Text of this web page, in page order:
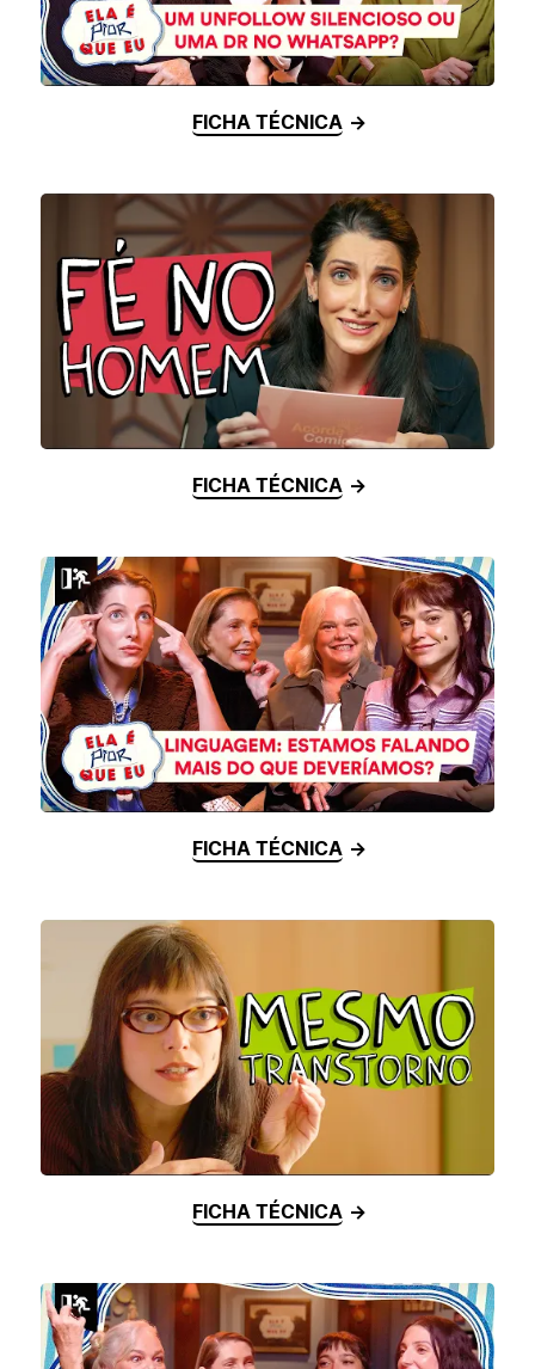
FICHA TÉCNICA
FICHA TÉCNICA
FICHA TÉCNICA
FICHA TÉCNICA